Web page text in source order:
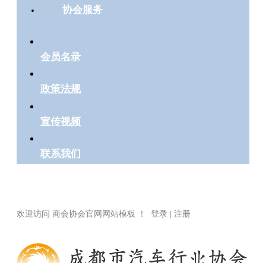
协会服务
会员名录
政策法规
宣传视频
联系我们
欢迎访问 商会协会官网网站模板 ！ 登录 | 注册